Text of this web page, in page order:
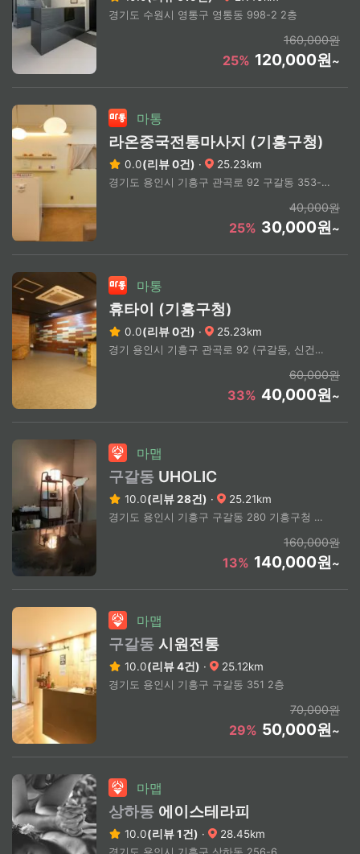
경기도 수원시 영통구 영통동 998-2 2층
160,000원
25% 120,000원~
마통
라온중국전통마사지 (기흥구청)
0.0(리뷰 0건) · 25.23km
경기도 용인시 기흥구 관곡로 92 구갈동 353-4 신건프라자 2층 202-3호
40,000원
25% 30,000원~
마통
휴타이 (기흥구청)
0.0(리뷰 0건) · 25.23km
경기 용인시 기흥구 관곡로 92 (구갈동, 신건프라자)
60,000원
33% 40,000원~
마맵
구갈동 UHOLIC
10.0(리뷰 28건) · 25.21km
경기도 용인시 기흥구 구갈동 280 기흥구청 사거리 인근
160,000원
13% 140,000원~
마맵
구갈동 시원전통
10.0(리뷰 4건) · 25.12km
경기도 용인시 기흥구 구갈동 351 2층
70,000원
29% 50,000원~
마맵
상하동 에이스테라피
10.0(리뷰 1건) · 28.45km